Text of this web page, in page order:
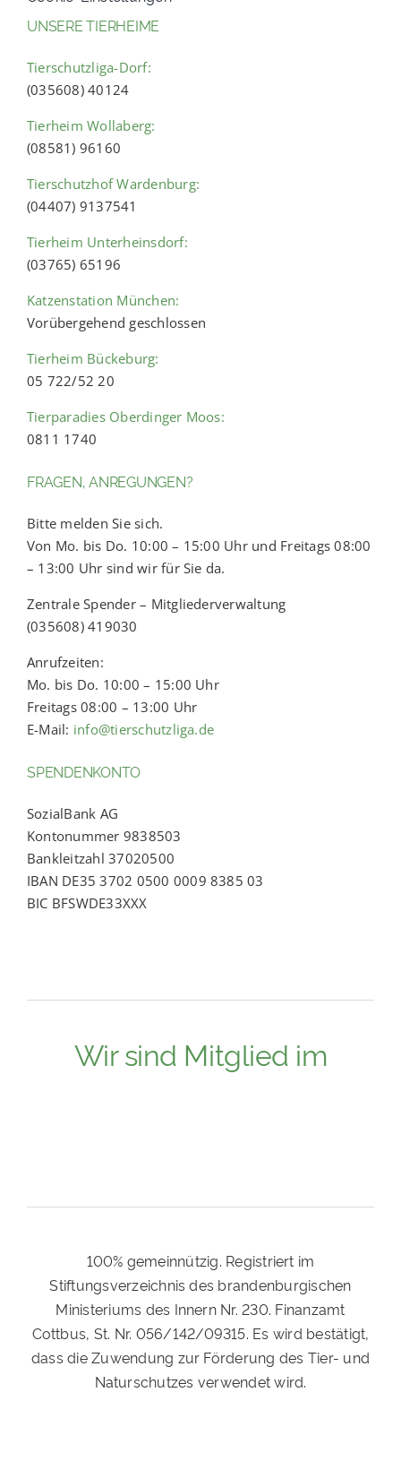
UNSERE TIERHEIME
Tierschutzliga-Dorf:
(035608) 40124
Tierheim Wollaberg:
(08581) 96160
Tierschutzhof Wardenburg:
(04407) 9137541
Tierheim Unterheinsdorf:
(03765) 65196
Katzenstation München:
Vorübergehend geschlossen
Tierheim Bückeburg:
05 722/52 20
Tierparadies Oberdinger Moos:
0811 1740
FRAGEN, ANREGUNGEN?
Bitte melden Sie sich.
Von Mo. bis Do. 10:00 – 15:00 Uhr und Freitags 08:00
– 13:00 Uhr sind wir für Sie da.
Zentrale Spender – Mitgliederverwaltung
(035608) 419030
Anrufzeiten:
Mo. bis Do. 10:00 – 15:00 Uhr
Freitags 08:00 – 13:00 Uhr
E-Mail: info@tierschutzliga.de
SPENDENKONTO
SozialBank AG
Kontonummer 9838503
Bankleitzahl 37020500
IBAN DE35 3702 0500 0009 8385 03
BIC BFSWDE33XXX
Wir sind Mitglied im
100% gemeinnützig. Registriert im
Stiftungsverzeichnis des brandenburgischen
Ministeriums des Innern Nr. 230. Finanzamt
Cottbus, St. Nr. 056/142/09315. Es wird bestätigt,
dass die Zuwendung zur Förderung des Tier- und
Naturschutzes verwendet wird.